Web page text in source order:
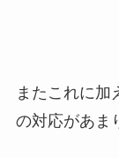
またこれに加
の対応があま